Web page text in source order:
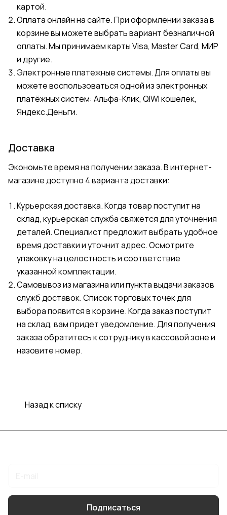
картой.
Оплата онлайн на сайте. При оформлении заказа в
корзине вы можете выбрать вариант безналичной
оплаты. Мы принимаем карты Visa, Master Card, МИР
и другие.
Электронные платежные системы. Для оплаты вы
можете воспользоваться одной из электронных
платёжных систем: Альфа-Клик, QIWI кошелек,
Яндекс.Деньги.
Доставка
Экономьте время на получении заказа. В интернет-
магазине доступно 4 варианта доставки:
Курьерская доставка. Когда товар поступит на
склад, курьерская служба свяжется для уточнения
деталей. Специалист предложит выбрать удобное
время доставки и уточнит адрес. Осмотрите
упаковку на целостность и соответствие
указанной комплектации.
Самовывоз из магазина или пункта выдачи заказов
служб доставок. Список торговых точек для
выбора появится в корзине. Когда заказ поступит
на склад, вам придет уведомление. Для получения
заказа обратитесь к сотруднику в кассовой зоне и
назовите номер.
Назад к списку
Подписаться